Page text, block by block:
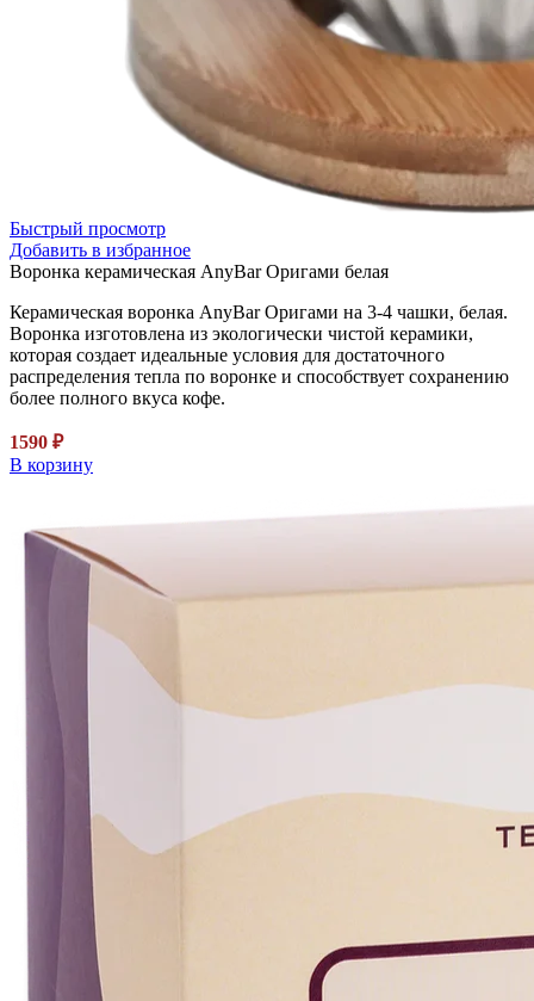
Быстрый просмотр
Добавить в избранное
Воронка керамическая AnyBar Оригами белая
Керамическая воронка AnyBar Оригами на 3-4 чашки, белая.
Воронка изготовлена из экологически чистой керамики,
которая создает идеальные условия для достаточного
распределения тепла по воронке и способствует сохранению
более полного вкуса кофе.
1590 ₽
В корзину